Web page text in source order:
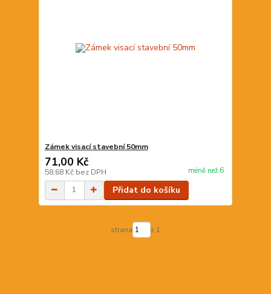
Zámek visací stavební 50mm
71,00 Kč
58,68 Kč bez DPH méně než 6
Přidat do košíku
strana z 1